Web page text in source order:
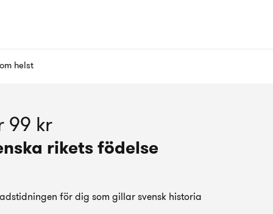
helst
99 kr
rikets födelse
för dig som gillar svensk historia